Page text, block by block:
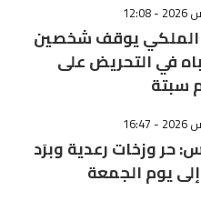
الملكي يوقف شخصين
في التحريض على
سبتة
حر وزخات رعدية وبرَد
يوم الجمعة